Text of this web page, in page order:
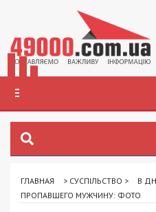
ГЛАВНАЯ > СУСПІЛЬСТВО >
В
ПРОПАВШЕГО МУЖЧИНУ: ФОТО